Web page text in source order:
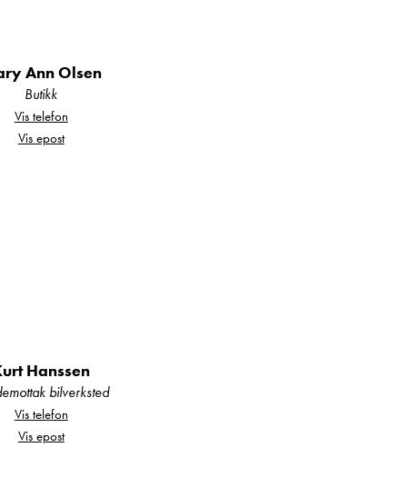
hos
byttes den før
Ann Olsen
Butikk
Vis telefon
Vis epost
Hanssen
bilverksted
Vis telefon
Vis epost